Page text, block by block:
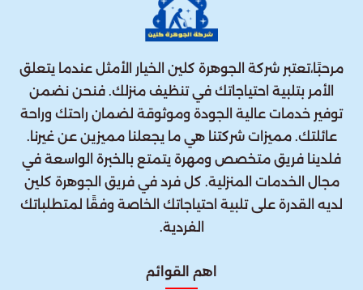
مرحبًا،تعتبر شركة الجوهرة كلين الخيار الأمثل عندما يتعلق
الأمر بتلبية احتياجاتك في تنظيف منزلك. فنحن نضمن
توفير خدمات عالية الجودة وموثوقة لضمان راحتك وراحة
عائلتك. مميزات شركتنا هي ما يجعلنا مميزين عن غيرنا.
فلدينا فريق متخصص ومهرة يتمتع بالخبرة الواسعة في
مجال الخدمات المنزلية. كل فرد في فريق الجوهرة كلين
لديه القدرة على تلبية احتياجاتك الخاصة وفقًا لمتطلباتك
الفردية.
اهم القوائم